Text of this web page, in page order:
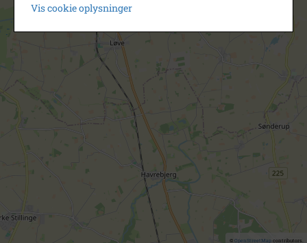
© OpenStreetMapcontributors.
Vis cookie oplysninger